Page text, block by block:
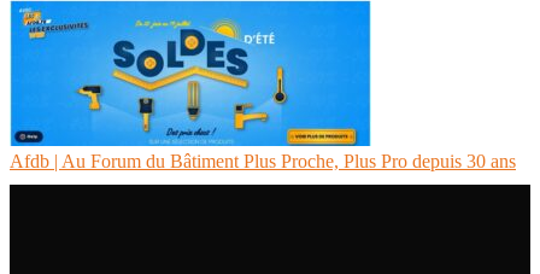
Afdb | Au Forum du Bâtiment Plus Proche, Plus Pro depuis 30 ans